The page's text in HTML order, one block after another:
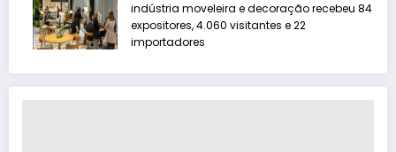
indústria moveleira e decoração recebeu 84
expositores, 4.060 visitantes e 22
importadores